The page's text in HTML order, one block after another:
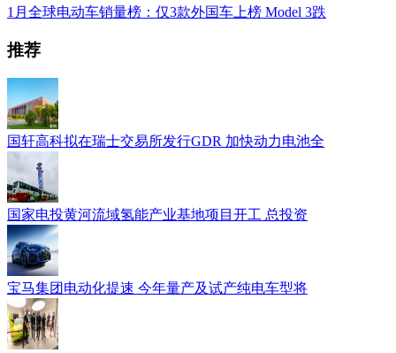
1月全球电动车销量榜：仅3款外国车上榜 Model 3跌
推荐
国轩高科拟在瑞士交易所发行GDR 加快动力电池全
国家电投黄河流域氢能产业基地项目开工 总投资
宝马集团电动化提速 今年量产及试产纯电车型将